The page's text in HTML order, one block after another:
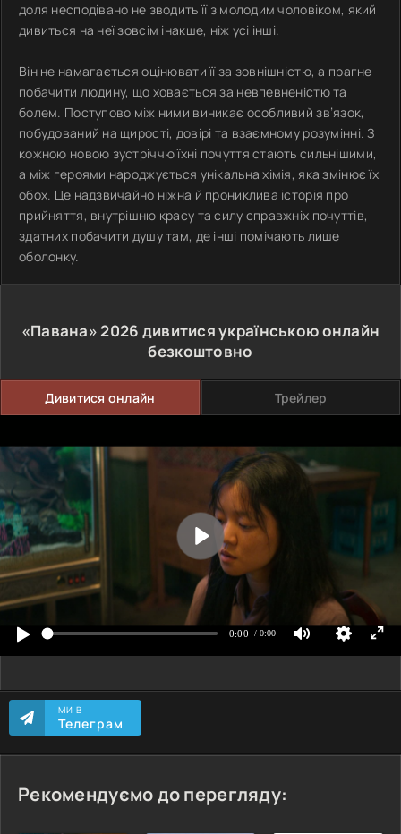
доля несподівано не зводить її з молодим чоловіком, який
дивиться на неї зовсім інакше, ніж усі інші.
Він не намагається оцінювати її за зовнішністю, а прагне
побачити людину, що ховається за невпевненістю та
болем. Поступово між ними виникає особливий зв’язок,
побудований на щирості, довірі та взаємному розумінні. З
кожною новою зустріччю їхні почуття стають сильнішими,
а між героями народжується унікальна хімія, яка змінює їх
обох. Це надзвичайно ніжна й прониклива історія про
прийняття, внутрішню красу та силу справжніх почуттів,
здатних побачити душу там, де інші помічають лише
оболонку.
«Павана»2026 дивитися українською онлайн
безкоштовно
Дивитися онлайн Трейлер
МИ В
Телеграм
Рекомендуємо до перегляду: